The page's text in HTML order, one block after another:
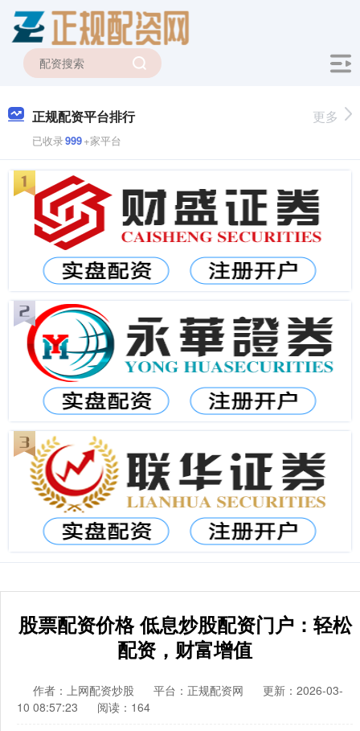
正规配资平台排行
已收录999+家平台
更多
股票配资价格 低息炒股配资门户：轻松
配资，财富增值
作者：上网配资炒股 平台：正规配资网
更新：2026-03-
10 08:57:23
阅读：164